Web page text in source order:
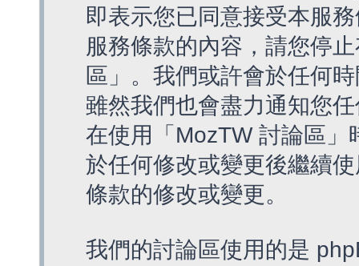
即表示您已同意接受本服
服務條款的內容，請您停
區」。我們或許會於任何
雖然我們也會盡力通知您
在使用「MozTW 討論區
於任何修改或變更後繼續
條款的修改或變更。
我們的討論區使用的是